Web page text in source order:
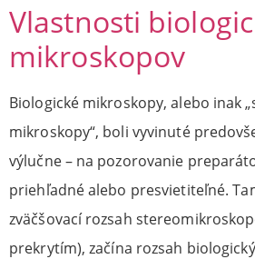
Vlastnosti
mikroskopov
Biologické mikroskopy, alebo inak
mikroskopy“, boli vyvinuté
výlučne – na pozorovanie
priehľadné alebo presvietiteľné.
zväčšovací rozsah
prekrytím), začína rozsah